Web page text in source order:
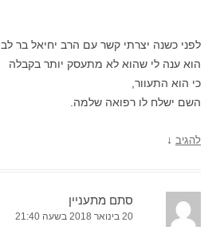
לפני כשנה יצרתי קשר עם הרב יחיאל בר לב
הוא ענה לי שהוא לא מתעסק יותר בקבלה
כי הוא התעוור,
השם ישלח לו רפואה שלמה.
להגיב ↓
סתם מתעניין
20 בינואר 2018 בשעה 21:40